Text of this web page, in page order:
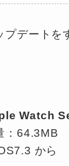
デートを
Watch
：64.3MB
から